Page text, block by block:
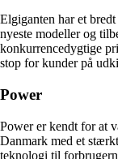
Elgiganten har et
nyeste modeller og
konkurrencedygtige
stop for kunder på
Power
Power er kendt for at
Danmark med et
teknologi til